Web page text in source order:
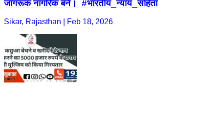
जागरूक नागरिक बनें। #भारतीय_न्याय_संहिता
Sikar, Rajasthan | Feb 18, 2026